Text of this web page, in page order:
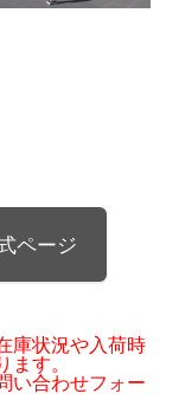
ページ
庫状況や入荷時
ます。
い合わせフォー